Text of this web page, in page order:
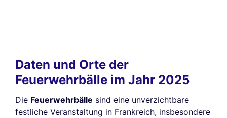
Daten und Orte der
Feuerwehrbälle im Jahr 2025
Die Feuerwehrbälle sind eine unverzichtbare
festliche Veranstaltung in Frankreich, insbesondere